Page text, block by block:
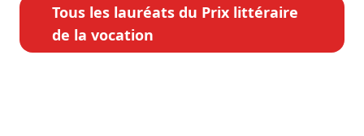
Tous les lauréats du Prix littéraire
de la vocation